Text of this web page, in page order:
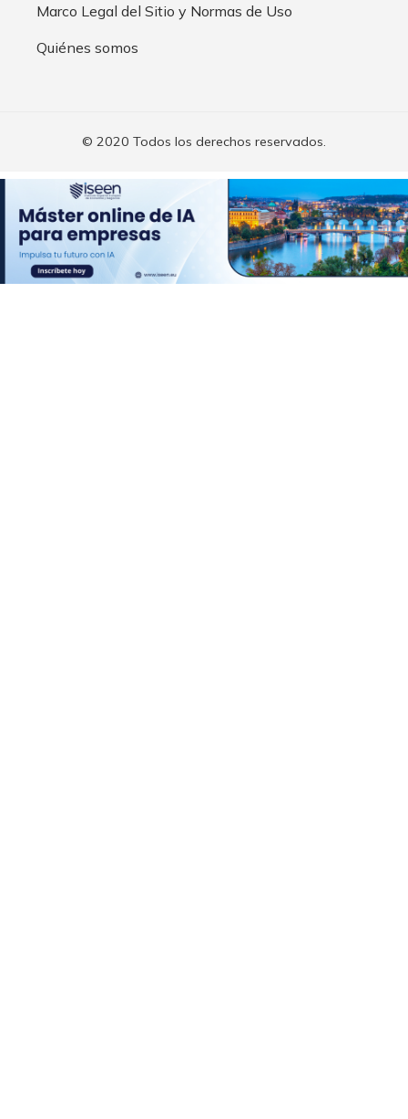
Marco Legal del Sitio y Normas de Uso
Quiénes somos
© 2020 Todos los derechos reservados.